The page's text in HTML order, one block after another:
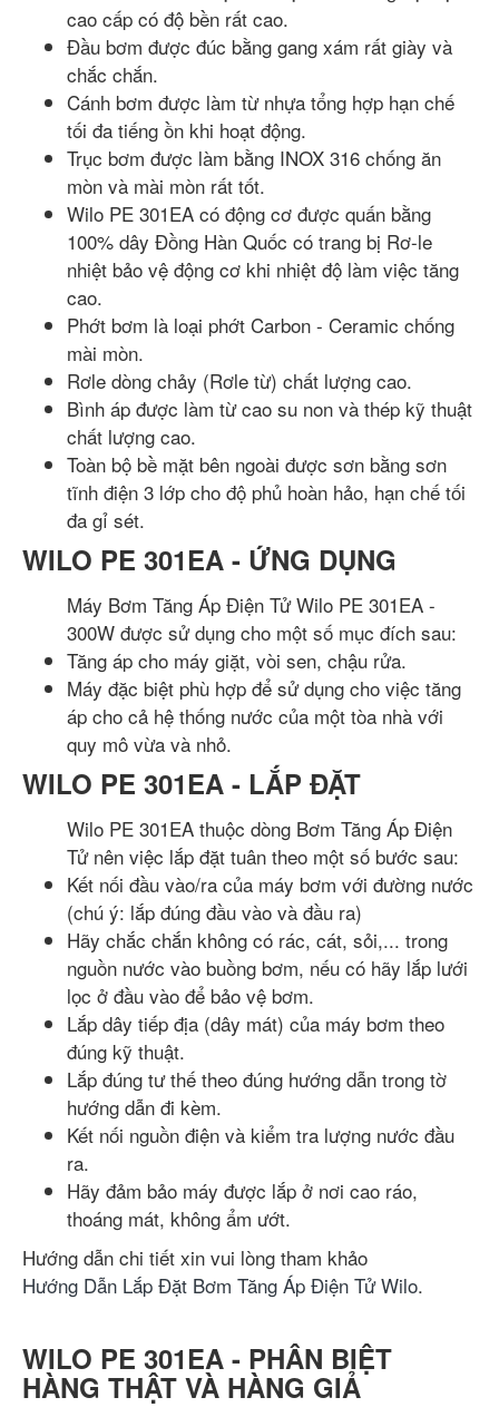
cao cấp có độ bền rất cao.
Đầu bơm được đúc bằng gang xám rất giày và
chắc chắn.
Cánh bơm được làm từ nhựa tổng hợp hạn chế
tối đa tiếng ồn khi hoạt động.
Trục bơm được làm bằng INOX 316 chống ăn
mòn và mài mòn rất tốt.
Wilo PE 301EA có động cơ được quấn bằng
100% dây Đồng Hàn Quốc có trang bị Rơ-le
nhiệt bảo vệ động cơ khi nhiệt độ làm việc tăng
cao.
Phớt bơm là loại phớt Carbon - Ceramic chống
mài mòn.
Rơle dòng chảy (Rơle từ) chất lượng cao.
Bình áp được làm từ cao su non và thép kỹ thuật
chất lượng cao.
Toàn bộ bề mặt bên ngoài được sơn bằng sơn
tĩnh điện 3 lớp cho độ phủ hoàn hảo, hạn chế tối
đa gỉ sét.
WILO PE 301EA - ỨNG DỤNG
Máy Bơm Tăng Áp Điện Tử Wilo PE 301EA -
300W được sử dụng cho một số mục đích sau:
Tăng áp cho máy giặt, vòi sen, chậu rửa.
Máy đặc biệt phù hợp để sử dụng cho việc tăng
áp cho cả hệ thống nước của một tòa nhà với
quy mô vừa và nhỏ.
WILO PE 301EA - LẮP ĐẶT
Wilo PE 301EA thuộc dòng Bơm Tăng Áp Điện
Tử nên việc lắp đặt tuân theo một số bước sau:
Kết nối đầu vào/ra của máy bơm với đường nước
(chú ý: lắp đúng đầu vào và đầu ra)
Hãy chắc chắn không có rác, cát, sỏi,... trong
nguồn nước vào buồng bơm, nếu có hãy lắp lưới
lọc ở đầu vào để bảo vệ bơm.
Lắp dây tiếp địa (dây mát) của máy bơm theo
đúng kỹ thuật.
Lắp đúng tư thế theo đúng hướng dẫn trong tờ
hướng dẫn đi kèm.
Kết nối nguồn điện và kiểm tra lượng nước đầu
ra.
Hãy đảm bảo máy được lắp ở nơi cao ráo,
thoáng mát, không ẩm ướt.
Hướng dẫn chi tiết xin vui lòng tham khảo
Hướng Dẫn Lắp Đặt Bơm Tăng Áp Điện Tử Wilo.
WILO PE 301EA - PHÂN BIỆT
HÀNG THẬT VÀ HÀNG GIẢ